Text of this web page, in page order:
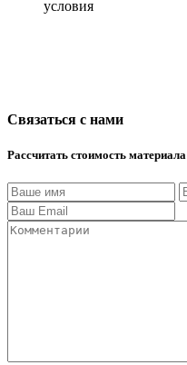
условия
Связаться с нами
Рассчитать стоимость материала